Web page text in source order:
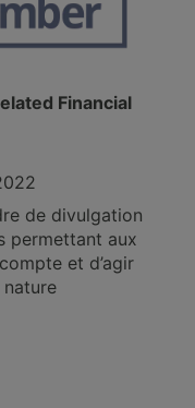
Financial
de divulgation
permettant aux
et d’agir